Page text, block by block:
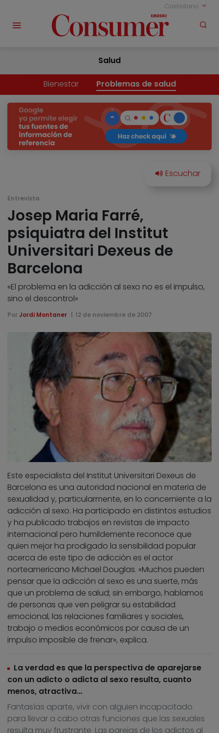
Castellano
Salud
Bienestar Problemas de salud
Entrevista
Josep Maria Farré,
psiquiatra del Institut
Universitari Dexeus de
Barcelona
«El problema en la adicción al sexo no es el impulso,
sino el descontrol»
Por Jordi Montaner 12 de noviembre de 2007
Este especialista del Institut Universitari Dexeus de
Barcelona es una autoridad nacional en materia de
sexualidad y, particularmente, en lo concerniente a la
adicción al sexo. Ha participado en distintos estudios
y ha publicado trabajos en revistas de impacto
internacional pero humildemente reconoce que
quien mejor ha prodigado la sensibilidad popular
acerca de este tipo de adicción es el actor
norteamericano Michael Douglas. «Muchos pueden
pensar que la adicción al sexo es una suerte, más
que un problema de salud; sin embargo, hablamos
de personas que ven peligrar su estabilidad
emocional, las relaciones familiares y sociales,
trabajo o medios económicos por causa de un
impulso imposible de frenar», explica.
La verdad es que la perspectiva de aparejarse
con un adicto o adicta al sexo resulta, cuanto
menos, atractiva…
Fantasías aparte, vivir con alguien incapacitado
para llevar a cabo otras funciones que las sexuales
resulta muy frustrante. Las parejas de los adictos al